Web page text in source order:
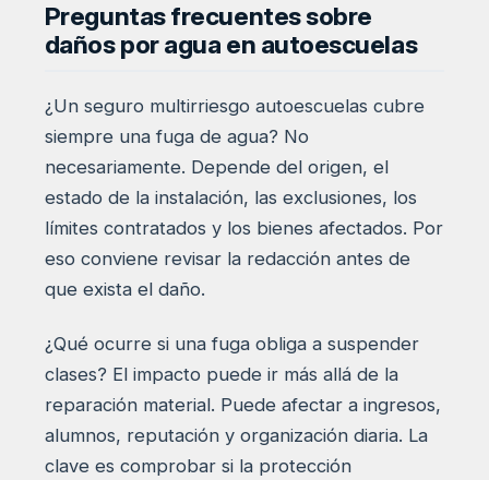
Preguntas frecuentes sobre
daños por agua en autoescuelas
¿Un seguro multirriesgo autoescuelas cubre
siempre una fuga de agua? No
necesariamente. Depende del origen, el
estado de la instalación, las exclusiones, los
límites contratados y los bienes afectados. Por
eso conviene revisar la redacción antes de
que exista el daño.
¿Qué ocurre si una fuga obliga a suspender
clases? El impacto puede ir más allá de la
reparación material. Puede afectar a ingresos,
alumnos, reputación y organización diaria. La
clave es comprobar si la protección